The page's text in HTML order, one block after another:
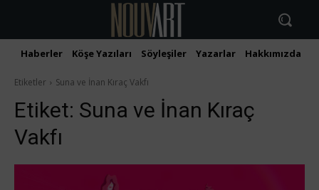
Haberler Köşe Yazıları Söyleşiler Yazarlar Hakkımızda
Etiketler Suna ve İnan Kıraç Vakfı
Etiket: Suna ve İnan Kıraç
Vakfı